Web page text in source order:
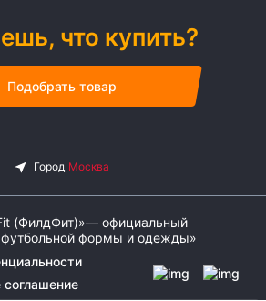
что купить?
Подобрать товар
(ФилдФит)»— официальный
футбольной формы и одежды»
соглашение